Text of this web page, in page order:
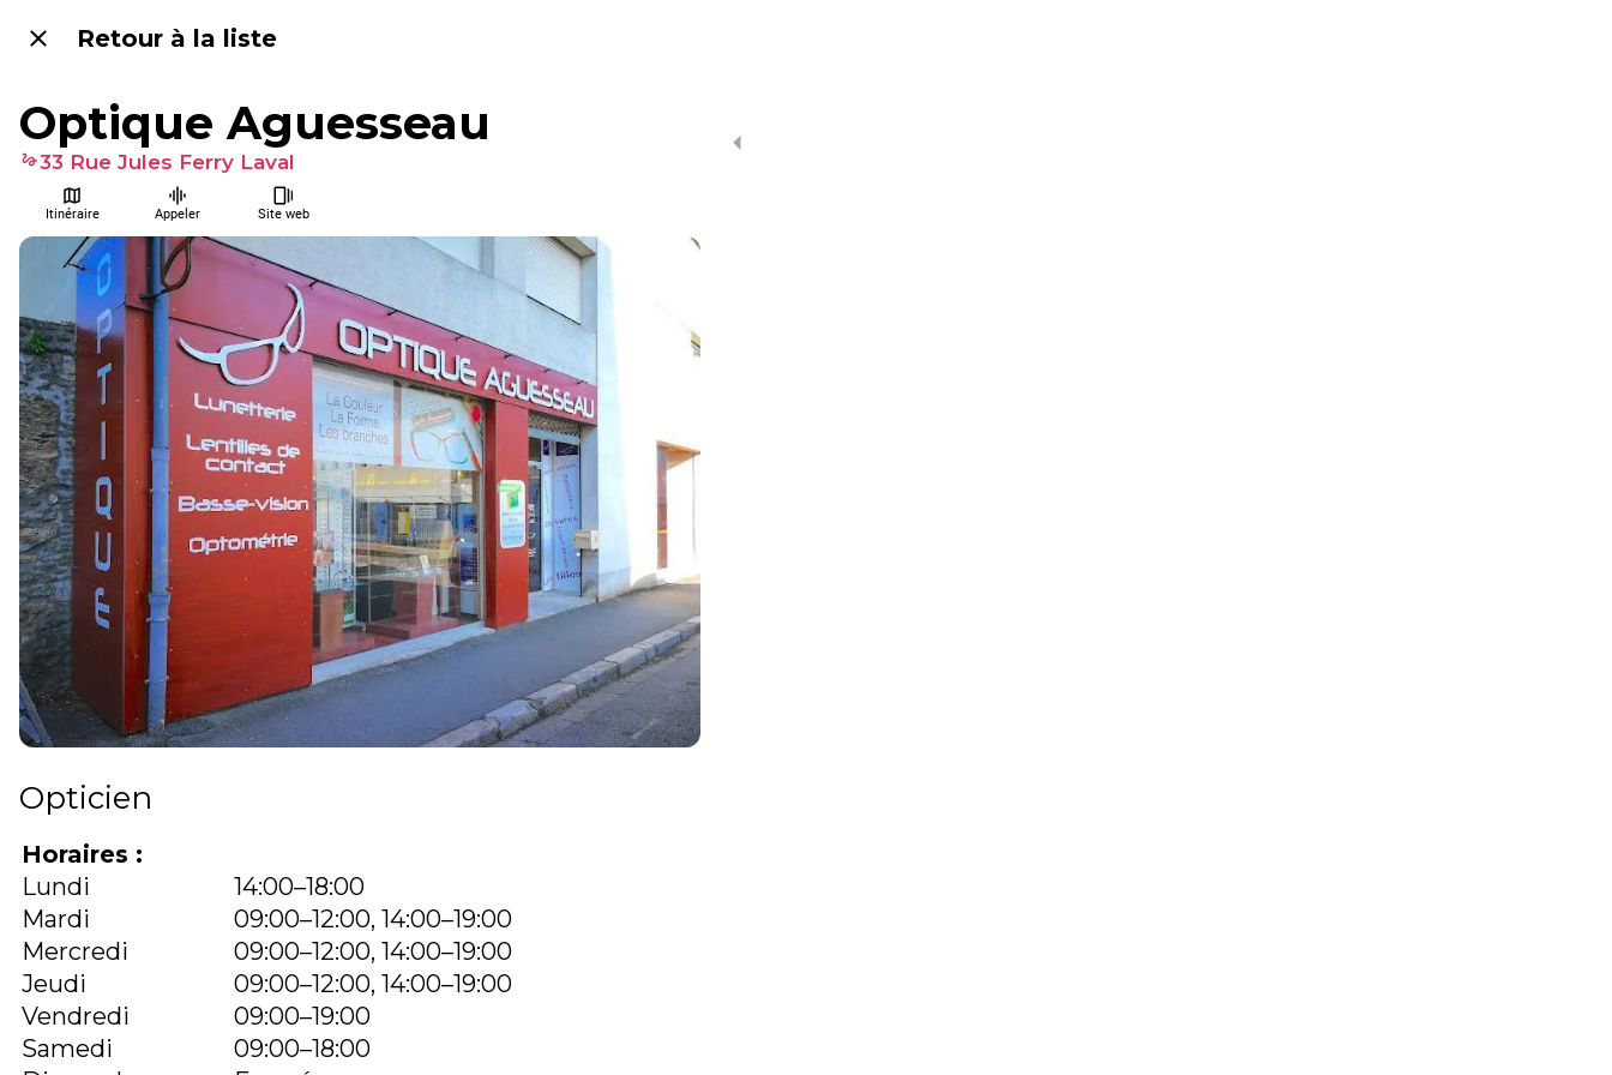
Retour à la liste
Optique Aguesseau
33 Rue Jules Ferry Laval
Itinéraire Appeler Site web
Opticien
Horaires :
Lundi
14:00–18:00
Mardi
09:00–12:00, 14:00–19:00
Mercredi
09:00–12:00, 14:00–19:00
Jeudi
09:00–12:00, 14:00–19:00
Vendredi
09:00–19:00
Samedi
09:00–18:00